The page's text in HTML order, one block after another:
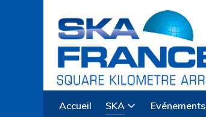
Accueil SKA Evénements